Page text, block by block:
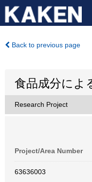
Back to previous page
食品成分によ
Research Project
Project/Area Number
63636003